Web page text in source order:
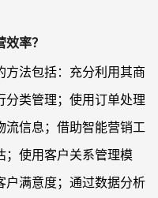
率？
方法包括：充分利用其商
分类管理；使用订单处理
流信息；借助智能营销工
；使用客户关系管理模
户满意度；通过数据分析